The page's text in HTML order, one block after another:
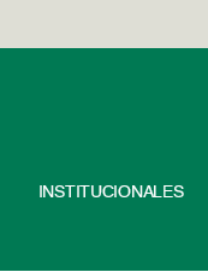
INSTITUCIONALES